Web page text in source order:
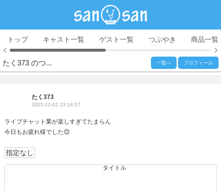
トップ キャスト一覧 ゲスト一覧 つぶやき 商品一覧
たく373 のつ... 一覧へ プロフィール
たく373
2025-12-02 23:18:57
ライブチャット業が楽しすぎてたまらん
今日もお疲れ様でした😊
指定なし